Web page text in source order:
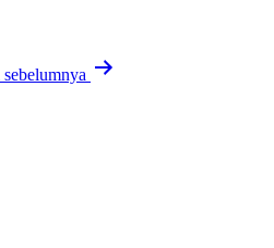
sebelumnya